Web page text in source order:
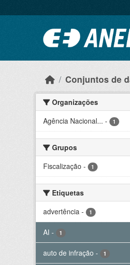
Conjuntos de
Organizações
Agência Nacional... - 1
Grupos
Fiscalização - 1
Etiquetas
advertência - 1
AI - 1
auto de infração - 1